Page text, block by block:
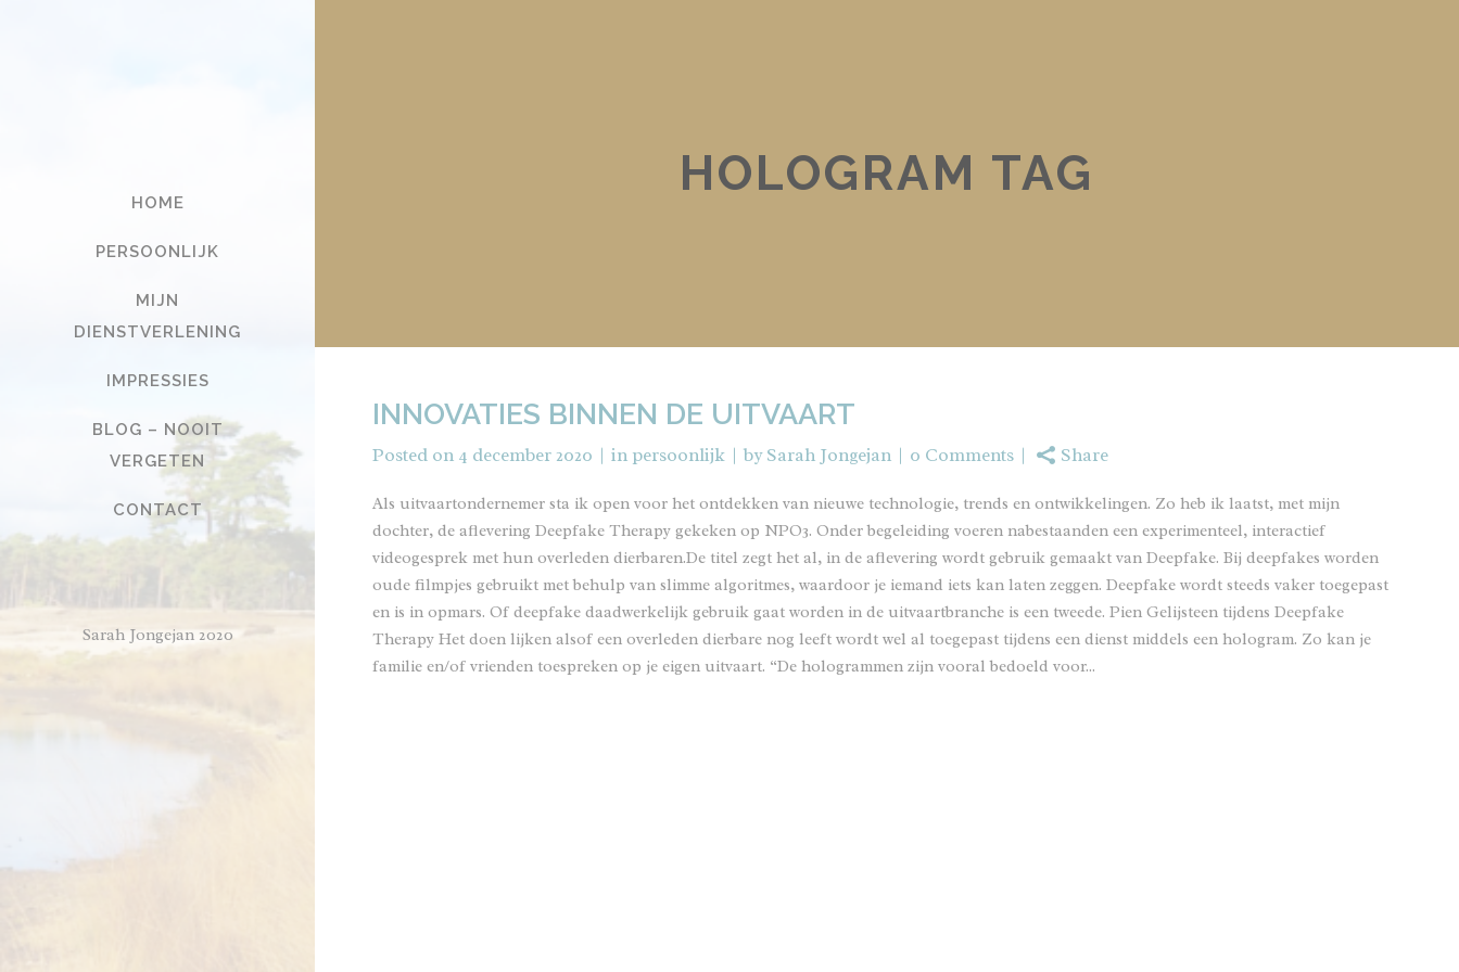
HOME
PERSOONLIJK
MIJN
DIENSTVERLENING
IMPRESSIES
BLOG – NOOIT
VERGETEN
CONTACT
Sarah Jongejan 2020
HOLOGRAM TAG
INNOVATIES BINNEN DE UITVAART
Posted on4 december 2020 in persoonlijk bySarah Jongejan 0 Comments Share
Als uitvaartondernemer sta ik open voor het ontdekken van nieuwe technologie, trends en ontwikkelingen. Zo heb ik laatst, met mijn
dochter, de aflevering Deepfake Therapy gekeken op NPO3. Onder begeleiding voeren nabestaanden een experimenteel, interactief
videogesprek met hun overleden dierbaren.De titel zegt het al, in de aflevering wordt gebruik gemaakt van Deepfake. Bij deepfakes worden
oude filmpjes gebruikt met behulp van slimme algoritmes, waardoor je iemand iets kan laten zeggen. Deepfake wordt steeds vaker toegepast
en is in opmars. Of deepfake daadwerkelijk gebruik gaat worden in de uitvaartbranche is een tweede. Pien Gelijsteen tijdens Deepfake
Therapy Het doen lijken alsof een overleden dierbare nog leeft wordt wel al toegepast tijdens een dienst middels een hologram. Zo kan je
familie en/of vrienden toespreken op je eigen uitvaart. “De hologrammen zijn vooral bedoeld voor...